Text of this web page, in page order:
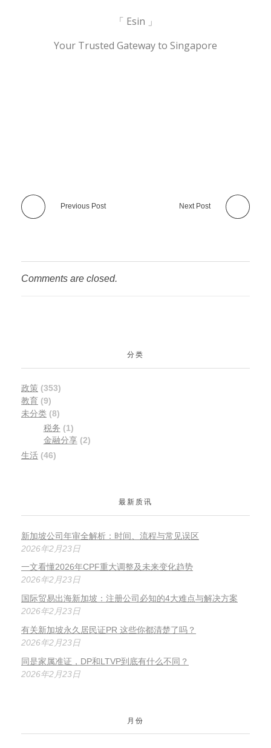
加
9
元
（
元
均
财
6.
%
，
达
到
了
惊
人
的
38
万
元
「 Esin 」
Your Trusted Gateway to Singapore
Previous Post Next Post
Comments are closed.
分类
政策 (353)
教育 (9)
未分类 (8)
税务 (1)
金融分享(2)
生活 (46)
最新质讯
新加坡公司年审全解析：时间、流程与常见误区
2026年2月23日
一文看懂2026年CPF重大调整及未来变化趋势
2026年2月23日
国际贸易出海新加坡：注册公司必知的4大难点与解决方案
2026年2月23日
有关新加坡永久居民证PR 这些你都清楚了吗？
2026年2月23日
同是家属准证，DP和LTVP到底有什么不同？
2026年2月23日
月份